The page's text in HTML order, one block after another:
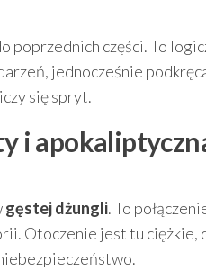
poprzednich części. To
jednocześnie
się spryt.
i
gęstej dżungli. To
Otoczenie jest tu ciężkie,